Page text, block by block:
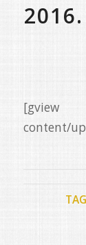
[gview
content/